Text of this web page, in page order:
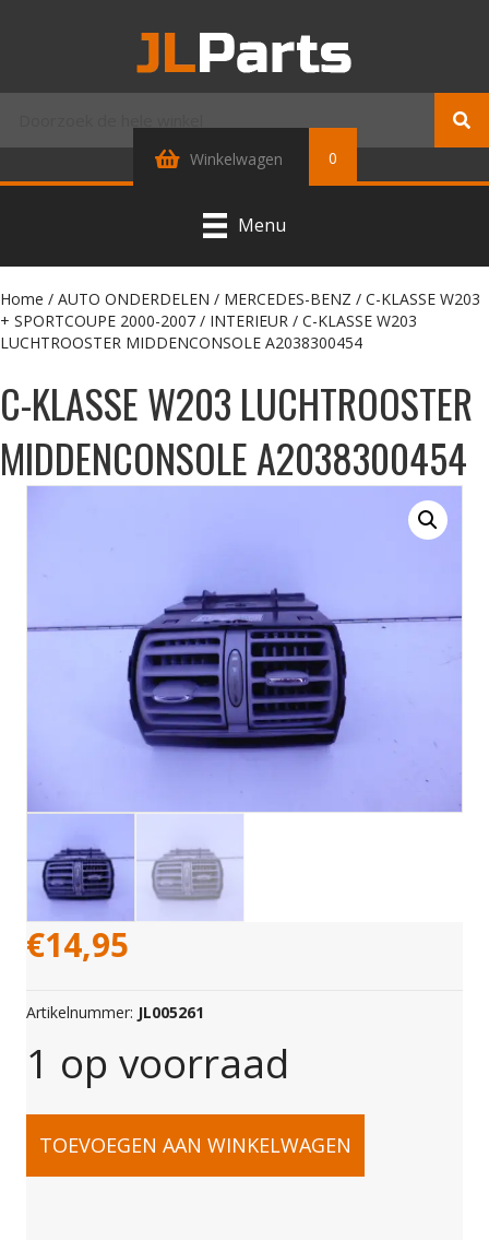
Winkelwagen 0
Menu
Home / AUTO ONDERDELEN / MERCEDES-BENZ / C-KLASSE W203
+ SPORTCOUPE 2000-2007 / INTERIEUR / C-KLASSE W203
LUCHTROOSTER MIDDENCONSOLE A2038300454
C-KLASSE W203 LUCHTROOSTER
MIDDENCONSOLE A2038300454
€14,95
Artikelnummer: JL005261
1 op voorraad
C-
TOEVOEGEN AAN WINKELWAGEN